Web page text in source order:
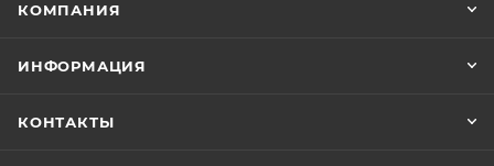
КОМПАНИЯ
ИНФОРМАЦИЯ
КОНТАКТЫ